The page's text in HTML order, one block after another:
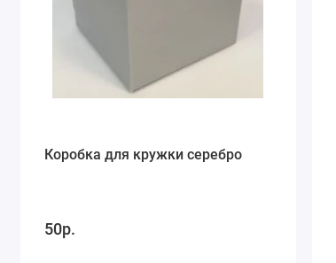
Коробка для кружки серебро
50р.